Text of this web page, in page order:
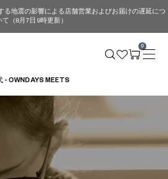
る地震の影響による店舗営業およびお届けの遅延につ
て（8月7日 9時更新）
0
- OWNDAYS MEETS